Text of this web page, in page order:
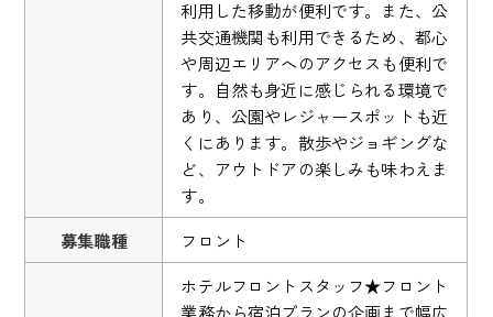
利用した移動が便利です。また、公
共交通機関も利用できるため、都心
や周辺エリアへのアクセスも便利で
す。自然も身近に感じられる環境で
あり、公園やレジャースポットも近
くにあります。散歩やジョギングな
ど、アウトドアの楽しみも味わえま
す。
募集職種
フロント
ホテルフロントスタッフ★フロント
業務から宿泊プランの企画まで幅広